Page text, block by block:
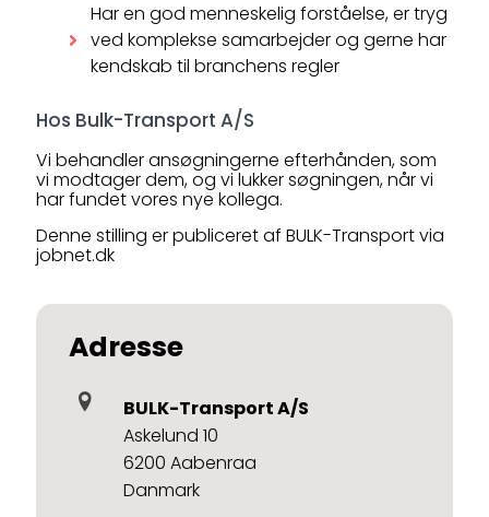
Har en god menneskelig forståelse, er tryg
ved komplekse samarbejder og gerne har
kendskab til branchens regler
Hos Bulk-Transport A/S
Vi behandler ansøgningerne efterhånden, som
vi modtager dem, og vi lukker søgningen, når vi
har fundet vores nye kollega.
Denne stilling er publiceret af BULK-Transport via
jobnet.dk
Adresse
BULK-Transport A/S
Askelund 10
6200 Aabenraa
Danmark